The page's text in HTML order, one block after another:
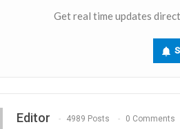
Get real time updates
Editor 4989 Posts 0 Comments